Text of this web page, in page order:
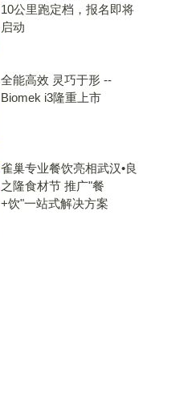
10公里跑定档，报名即将
启动
全能高效 灵巧于形 --
Biomek i3隆重上市
雀巢专业餐饮亮相武汉•良
之隆食材节 推广"餐
+饮"一站式解决方案